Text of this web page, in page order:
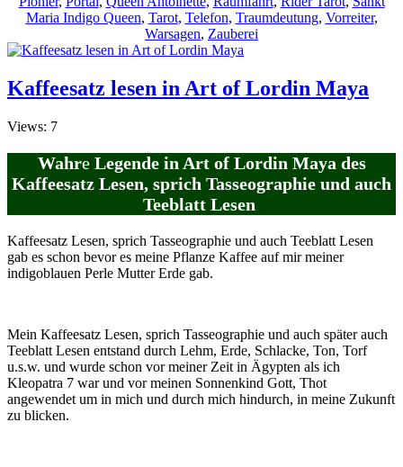
Maria Indigo Queen, Tarot, Telefon, Traumdeutung, Vorreiter,
Warsagen, Zauberei
Kaffeesatz lesen in Art of Lordin Maya
Views: 7
Wahre Legende in Art of Lordin Maya des
Kaffeesatz Lesen, sprich Tasseographie und auch
Teeblatt Lesen
Kaffeesatz Lesen, sprich Tasseographie und auch Teeblatt Lesen
gab es schon bevor es meine Pflanze Kaffee auf mir meiner
indigoblauen Perle Mutter Erde gab.
Mein Kaffeesatz Lesen, sprich Tasseographie und auch später auch
Teeblatt Lesen entstand durch Lehm, Erde, Schlacke, Ton, Torf
u.s.w. und wurde schon vor meiner Zeit in Ägypten als ich
Kleopatra 7 war und vor meinen Sonnenkind Gott, Thot
angewendet um in mich und durch mich hindurch, in meine Zukunft
zu blicken.